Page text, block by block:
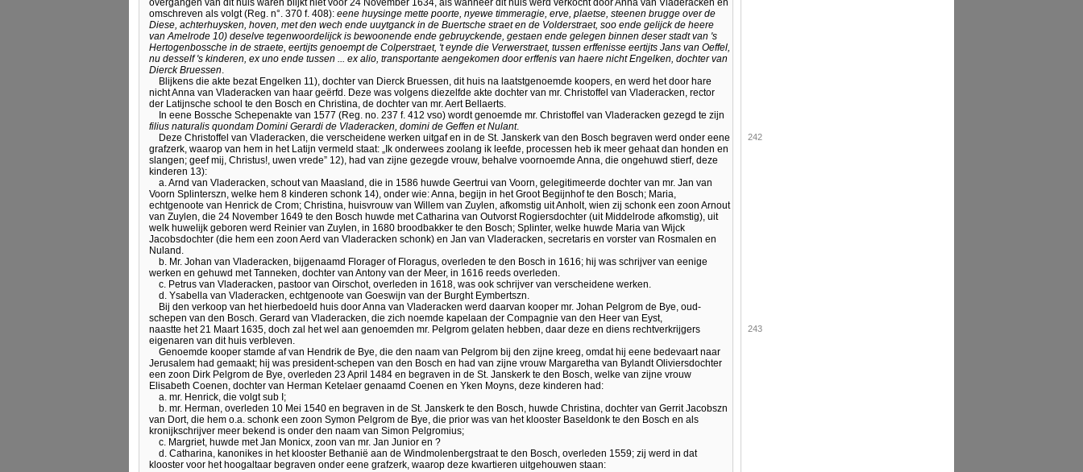
overgangen van dit huis waren blijkt niet vóór 24 November 1634, als wanneer dit huis werd verkocht door Anna van Vladeracken en
omschreven als volgt (Reg. n°. 370 f. 408): eene huysinge mette poorte, nyewe timmeragie, erve, plaetse, steenen brugge over de
Diese, achterhuysken, hoven, met den wech ende uuytganck in de Buertsche straet en de Volderstraet, soo ende gelijck de heere
van Amelrode 10) deselve tegenwoordelijck is bewoonende ende gebruyckende, gestaen ende gelegen binnen deser stadt van 's
Hertogenbossche in de straete, eertijts genoempt de Colperstraet, 't eynde die Verwerstraet, tussen erffenisse eertijts Jans van Oeffel,
nu desself 's kinderen, ex uno ende tussen ... ex alio, transportante aengekomen door erffenis van haere nicht Engelken, dochter van
Dierck Bruessen.
Blijkens die akte bezat Engelken 11), dochter van Dierck Bruessen, dit huis na laatstgenoemde koopers, en werd het door hare
nicht Anna van Vladeracken van haar geërfd. Deze was volgens diezelfde akte dochter van mr. Christoffel van Vladeracken, rector
der Latijnsche school te den Bosch en Christina, de dochter van mr. Aert Bellaerts.
In eene Bossche Schepenakte van 1577 (Reg. no. 237 f. 412 vso) wordt genoemde mr. Christoffel van Vladeracken gezegd te zijn
filius naturalis quondam Domini Gerardi de Vladeracken, domini de Geffen et Nulant.
Deze Christoffel van Vladeracken, die verscheidene werken uitgaf en in de St. Janskerk van den Bosch begraven werd onder eene
grafzerk, waarop van hem in het Latijn vermeld staat: „Ik onderwees zoolang ik leefde, processen heb ik meer gehaat dan honden en
slangen; geef mij, Christus!, uwen vrede” 12), had van zijne gezegde vrouw, behalve voornoemde Anna, die ongehuwd stierf, deze
kinderen 13):
a. Arnd van Vladeracken, schout van Maasland, die in 1586 huwde Geertrui van Voorn, gelegitimeerde dochter van mr. Jan van
Voorn Splinterszn, welke hem 8 kinderen schonk 14), onder wie: Anna, begijn in het Groot Begijnhof te den Bosch; Maria,
echtgenoote van Henrick de Crom; Christina, huisvrouw van Willem van Zuylen, afkomstig uit Anholt, wien zij schonk een zoon Arnout
van Zuylen, die 24 November 1649 te den Bosch huwde met Catharina van Outvorst Rogiersdochter (uit Middelrode afkomstig), uit
welk huwelijk geboren werd Reinier van Zuylen, in 1680 broodbakker te den Bosch; Splinter, welke huwde Maria van Wijck
Jacobsdochter (die hem een zoon Aerd van Vladeracken schonk) en Jan van Vladeracken, secretaris en vorster van Rosmalen en
Nuland.
b. Mr. Johan van Vladeracken, bijgenaamd Florager of Floragus, overleden te den Bosch in 1616; hij was schrijver van eenige
werken en gehuwd met Tanneken, dochter van Antony van der Meer, in 1616 reeds overleden.
c. Petrus van Vladeracken, pastoor van Oirschot, overleden in 1618, was ook schrijver van verscheidene werken.
d. Ysabella van Vladeracken, echtgenoote van Goeswijn van der Burght Eymbertszn.
Bij den verkoop van het hierbedoeld huis door Anna van Vladeracken werd daarvan kooper mr. Johan Pelgrom de Bye, oud-
schepen van den Bosch. Gerard van Vladeracken, die zich noemde kapelaan der Compagnie van den Heer van Eyst,
242
naastte het 21 Maart 1635, doch zal het wel aan genoemden mr. Pelgrom gelaten hebben, daar deze en diens rechtverkrijgers
eigenaren van dit huis verbleven.
Genoemde kooper stamde af van Hendrik de Bye, die den naam van Pelgrom bij den zijne kreeg, omdat hij eene bedevaart naar
Jerusalem had gemaakt; hij was president-schepen van den Bosch en had van zijne vrouw Margaretha van Bylandt Oliviersdochter
een zoon Dirk Pelgrom de Bye, overleden 23 April 1484 en begraven in de St. Janskerk te den Bosch, welke van zijne vrouw
Elisabeth Coenen, dochter van Herman Ketelaer genaamd Coenen en Yken Moyns, deze kinderen had:
a. mr. Henrick, die volgt sub I;
b. mr. Herman, overleden 10 Mei 1540 en begraven in de St. Janskerk te den Bosch, huwde Christina, dochter van Gerrit Jacobszn
van Dort, die hem o.a. schonk een zoon Symon Pelgrom de Bye, die prior was van het klooster Baseldonk te den Bosch en als
kronijkschrijver meer bekend is onder den naam van Simon Pelgromius;
c. Margriet, huwde met Jan Monicx, zoon van mr. Jan Junior en ?
d. Catharina, kanonikes in het klooster Bethanië aan de Windmolenbergstraat te den Bosch, overleden 1559; zij werd in dat
klooster voor het hoogaltaar begraven onder eene grafzerk, waarop deze kwartieren uitgehouwen staan:
243